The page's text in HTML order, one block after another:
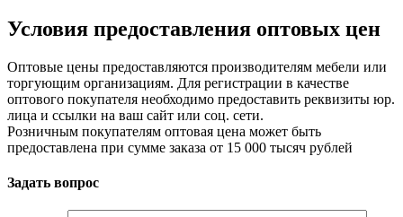
Условия предоставления оптовых цен
Оптовые цены предоставляются производителям мебели или
торгующим организациям. Для регистрации в качестве
оптового покупателя необходимо предоставить реквизиты юр.
лица и ссылки на ваш сайт или соц. сети.
Розничным покупателям оптовая цена может быть
предоставлена при сумме заказа от 15 000 тысяч рублей
Задать вопрос